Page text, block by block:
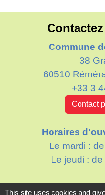
Commune
38
60510
+33 3
Contact
Horaires
Le mardi :
Le jeudi :
This site uses cookies and